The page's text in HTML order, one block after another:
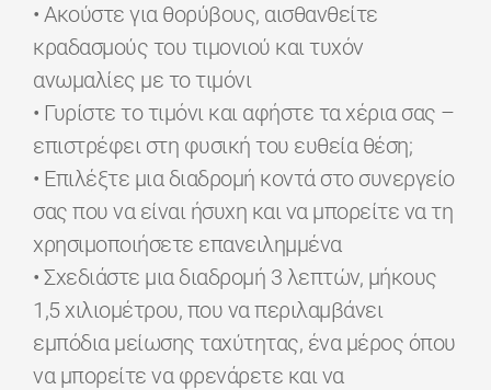
• Ακούστε για θορύβους, αισθανθείτε
κραδασμούς του τιμονιού και τυχόν
ανωμαλίες με το τιμόνι
• Γυρίστε το τιμόνι και αφήστε τα χέρια σας –
επιστρέφει στη φυσική του ευθεία θέση;
• Επιλέξτε μια διαδρομή κοντά στο συνεργείο
σας που να είναι ήσυχη και να μπορείτε να τη
χρησιμοποιήσετε επανειλημμένα
• Σχεδιάστε μια διαδρομή 3 λεπτών, μήκους
1,5 χιλιομέτρου, που να περιλαμβάνει
εμπόδια μείωσης ταχύτητας, ένα μέρος όπου
να μπορείτε να φρενάρετε και να